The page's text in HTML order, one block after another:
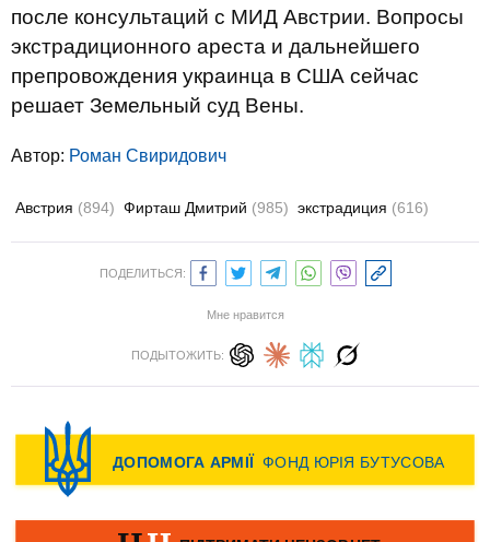
после консультаций с МИД Австрии. Вопросы
экстрадиционного ареста и дальнейшего
препровождения украинца в США сейчас
решает Земельный суд Вены.
Автор: Роман Свиридович
Австрия (894) Фирташ Дмитрий (985) экстрадиция (616)
ПОДЕЛИТЬСЯ:
Мне нравится
ПОДЫТОЖИТЬ: